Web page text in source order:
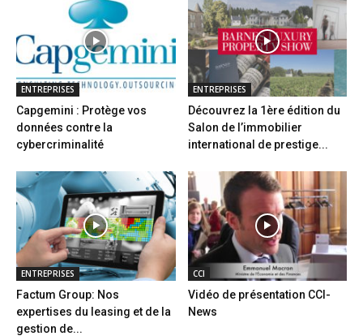
ENTREPRISES
Capgemini : Protège vos
données contre la
cybercriminalité
ENTREPRISES
Découvrez la 1ère édition du
Salon de l’immobilier
international de prestige...
ENTREPRISES
Factum Group: Nos
expertises du leasing et de la
gestion de...
CCI
Vidéo de présentation CCI-
News